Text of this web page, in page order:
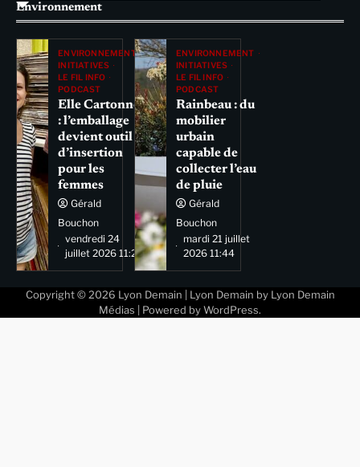
Environnement
ENVIRONNEMENT
INITIATIVES
LE FIL INFO
PODCAST
Elle Cartonne
: l’emballage
devient outil
d’insertion
pour les
femmes
Gérald
Bouchon
vendredi 24
juillet 2026 11:29
ENVIRONNEMENT
INITIATIVES
LE FIL INFO
PODCAST
Rainbeau : du
mobilier
urbain
capable de
collecter l’eau
de pluie
Gérald
Bouchon
mardi 21 juillet
2026 11:44
Copyright © 2026 Lyon Demain | Lyon Demain by Lyon Demain
Médias | Powered by WordPress.